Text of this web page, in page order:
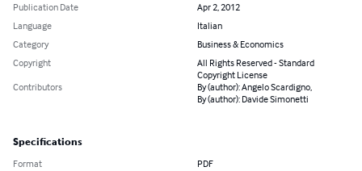
Publication Date
Apr 2, 2012
Language
Italian
Category
Business & Economics
Copyright
All Rights Reserved - Standard
Copyright License
Contributors
By (author): Angelo Scardigno,
By (author): Davide Simonetti
Specifications
Format PDF